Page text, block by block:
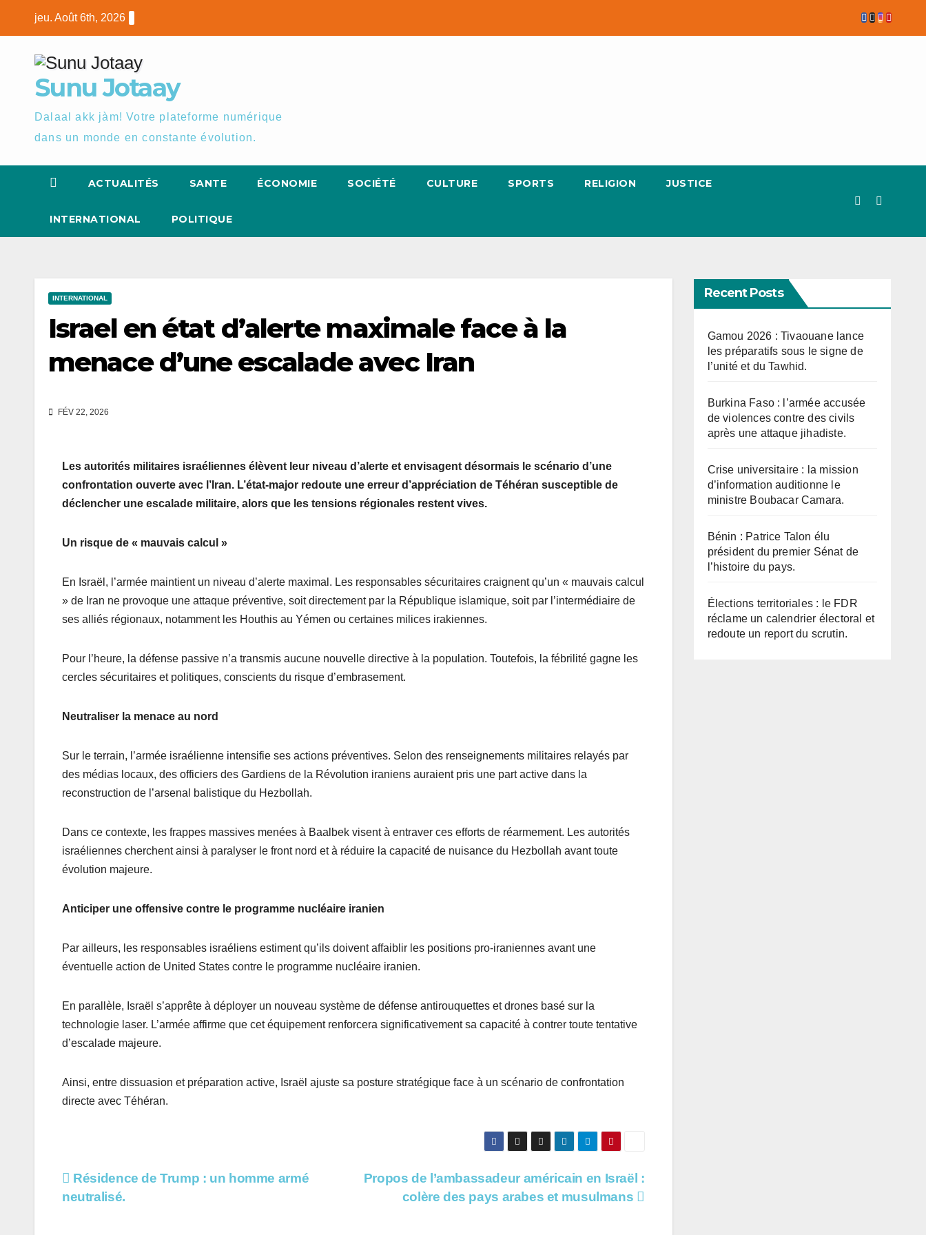
jeu. Août 6th, 2026
Sunu Jotaay
Dalaal akk jàm! Votre plateforme numérique
dans un monde en constante évolution.
ACTUALITÉS SANTE ÉCONOMIE SOCIÉTÉ CULTURE SPORTS RELIGION JUSTICE
INTERNATIONAL POLITIQUE
INTERNATIONAL
Israel en état d’alerte maximale face à la
menace d’une escalade avec Iran
FÉV 22, 2026
Les autorités militaires israéliennes élèvent leur niveau d’alerte et envisagent désormais le scénario d’une
confrontation ouverte avec l’Iran. L’état-major redoute une erreur d’appréciation de Téhéran susceptible de
déclencher une escalade militaire, alors que les tensions régionales restent vives.
Un risque de « mauvais calcul »
En Israël, l’armée maintient un niveau d’alerte maximal. Les responsables sécuritaires craignent qu’un « mauvais calcul
» de Iran ne provoque une attaque préventive, soit directement par la République islamique, soit par l’intermédiaire de
ses alliés régionaux, notamment les Houthis au Yémen ou certaines milices irakiennes.
Pour l’heure, la défense passive n’a transmis aucune nouvelle directive à la population. Toutefois, la fébrilité gagne les
cercles sécuritaires et politiques, conscients du risque d’embrasement.
Neutraliser la menace au nord
Sur le terrain, l’armée israélienne intensifie ses actions préventives. Selon des renseignements militaires relayés par
des médias locaux, des officiers des Gardiens de la Révolution iraniens auraient pris une part active dans la
reconstruction de l’arsenal balistique du Hezbollah.
Dans ce contexte, les frappes massives menées à Baalbek visent à entraver ces efforts de réarmement. Les autorités
israéliennes cherchent ainsi à paralyser le front nord et à réduire la capacité de nuisance du Hezbollah avant toute
évolution majeure.
Anticiper une offensive contre le programme nucléaire iranien
Par ailleurs, les responsables israéliens estiment qu’ils doivent affaiblir les positions pro-iraniennes avant une
éventuelle action de United States contre le programme nucléaire iranien.
En parallèle, Israël s’apprête à déployer un nouveau système de défense antirouquettes et drones basé sur la
technologie laser. L’armée affirme que cet équipement renforcera significativement sa capacité à contrer toute tentative
d’escalade majeure.
Ainsi, entre dissuasion et préparation active, Israël ajuste sa posture stratégique face à un scénario de confrontation
directe avec Téhéran.
Navigation
Propos de l’ambassadeur américain en Israël :
colère des pays arabes et musulmans
Résidence de Trump : un homme armé
neutralisé.
Recent Posts
Gamou 2026 : Tivaouane lance
les préparatifs sous le signe de
l’unité et du Tawhid.
Burkina Faso : l’armée accusée
de violences contre des civils
après une attaque jihadiste.
Crise universitaire : la mission
d’information auditionne le
ministre Boubacar Camara.
Bénin : Patrice Talon élu
président du premier Sénat de
l’histoire du pays.
Élections territoriales : le FDR
réclame un calendrier électoral et
redoute un report du scrutin.